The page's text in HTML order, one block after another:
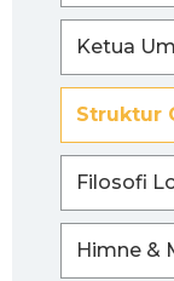
Ketua
Struktur
Filosofi
Himne &